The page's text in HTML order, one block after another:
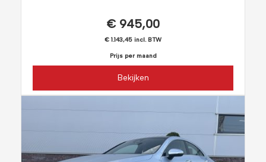
€ 945,00
€ 1.143,45 incl. BTW
Prijs per maand
Bekijken